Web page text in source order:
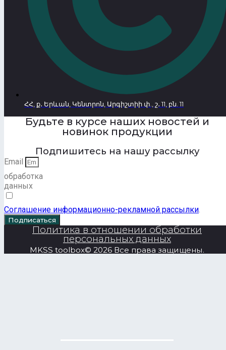
ՀՀ, ք․ Երևան, Կենտրոն, Արգիշտիի փ., շ․ 11, բն. 11
Будьте в курсе наших новостей и
новинок продукции
Подпишитесь на нашу рассылку
Email
обработка
данных
Соглашение информационно-рекламной рассылки
Подписаться
Политика в отношении обработки
персональных данных
MKSS toolbox© 2026 Все права защищены.